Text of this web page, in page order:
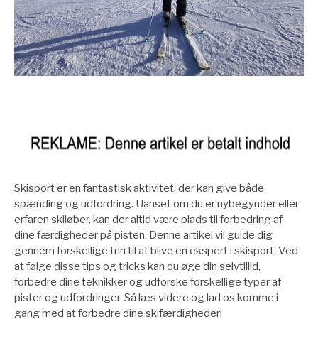
Skisport er en fantastisk aktivitet, der kan give både
spænding og udfordring. Uanset om du er nybegynder eller
erfaren skiløber, kan der altid være plads til forbedring af
dine færdigheder på pisten. Denne artikel vil guide dig
gennem forskellige trin til at blive en ekspert i skisport. Ved
at følge disse tips og tricks kan du øge din selvtillid,
forbedre dine teknikker og udforske forskellige typer af
pister og udfordringer. Så læs videre og lad os komme i
gang med at forbedre dine skifærdigheder!